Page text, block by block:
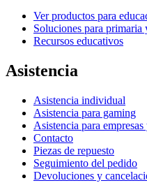
Ver productos para
Soluciones para primaria
Recursos educativos
Asistencia
Asistencia individual
Asistencia para gaming
Asistencia para
Contacto
Piezas de repuesto
Seguimiento del pedido
Devoluciones y